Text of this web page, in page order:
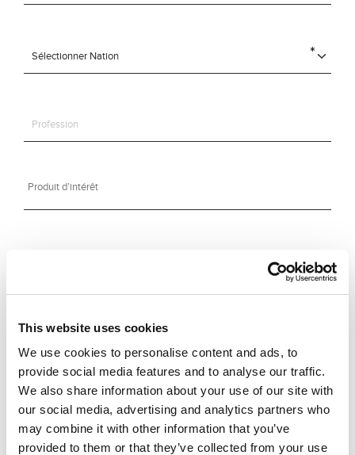
This website uses cookies
We use cookies to personalise content and ads, to
provide social media features and to analyse our traffic.
We also share information about your use of our site with
our social media, advertising and analytics partners who
may combine it with other information that you’ve
provided to them or that they’ve collected from your use